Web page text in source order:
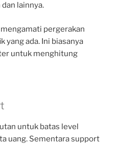
lainnya.
pergerakan
yang ada. Ini biasanya
untuk menghitung
untuk batas level
uang. Sementara support